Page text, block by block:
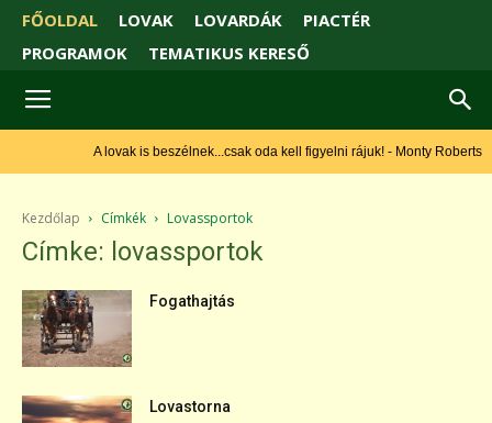
FŐOLDAL LOVAK LOVARDÁK
PIACTÉR
PROGRAMOK
TEMATIKUS KERESŐ
A lovak is beszélnek...csak oda kell figyelni rájuk! - Monty Roberts
Kezdőlap Címkék Lovassportok
Címke: lovassportok
Fogathajtás
Lovastorna